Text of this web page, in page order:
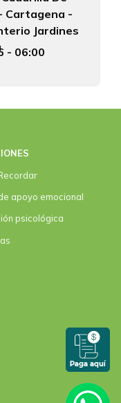
Cartagena -
Jardines
- 06:00
apoyo emocional
psicológica